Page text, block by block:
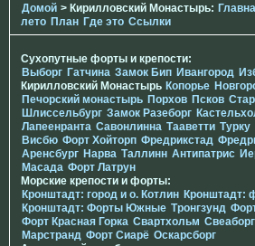
Домой > Кирилловский Монастырь:
лето План Где это Ссылки
Сухопутные форты и крепости:
Выборг Гатчина Замок Бип Ивангород
Кирилловский Монастырь Копорье
Печорcкий монастырь Порхов Псков
Шлиссельбург Замок Разеборг
Лапеенранта Савонлинна Тааветти Турку
Висбю Форт Хойторп Фредрикстад
Аренсбург Нарва Таллинн Антипатрис
Масада Форт Латрун
Морские крепости и форты:
Кронштадт: город и о. Котлин Кронштадт:
Кронштадт: Форты Южные Тронгзунд
Форт Красная Горка Свартхольм Свеаборг
Марстранд Форт Сиарё Оскарсборг